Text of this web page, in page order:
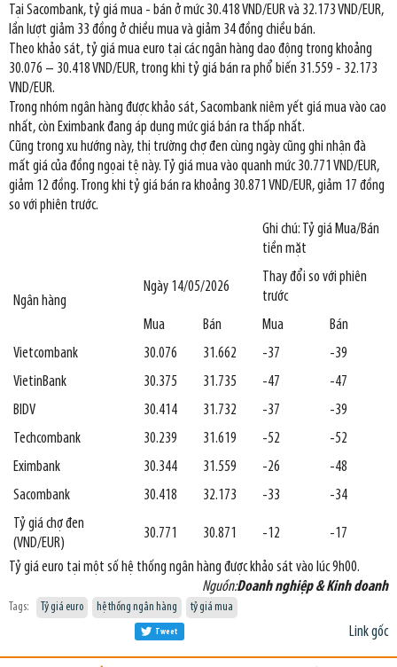
Tại Sacombank, tỷ giá mua - bán ở mức 30.418 VND/EUR và 32.173 VND/EUR,
lần lượt giảm 33 đồng ở chiều mua và giảm 34 đồng chiều bán.
Theo khảo sát, tỷ giá mua euro tại các ngân hàng dao động trong khoảng
30.076 – 30.418 VND/EUR, trong khi tỷ giá bán ra phổ biến 31.559 - 32.173
VND/EUR.
Trong nhóm ngân hàng được khảo sát, Sacombank niêm yết giá mua vào cao
nhất, còn Eximbank đang áp dụng mức giá bán ra thấp nhất.
Cũng trong xu hướng này, thị trường chợ đen cùng ngày cũng ghi nhận đà
mất giá của đồng ngọai tệ này. Tỷ giá mua vào quanh mức 30.771 VND/EUR,
giảm 12 đồng. Trong khi tỷ giá bán ra khoảng 30.871 VND/EUR, giảm 17 đồng
so với phiên trước.
Ghi chú: Tỷ giá Mua/Bán
tiền mặt
Ngân hàng
Ngày 14/05/2026
Thay đổi so với phiên
trước
Mua
Bán Mua
Bán
Vietcombank
30.076 31.662 -37
-39
VietinBank
30.375 31.735 -47
-47
BIDV
30.414 31.732 -37
-39
Techcombank
30.239 31.619 -52
-52
Eximbank
30.344 31.559 -26
-48
Sacombank
30.418 32.173 -33
-34
Tỷ giá chợ đen
(VND/EUR)
30.771 30.871 -12 -17
Tỷ giá euro tại một số hệ thống ngân hàng được khảo sát vào lúc 9h00.
Nguồn:Doanh nghiệp & Kinh doanh
Tags: Tỷ giá euro hệ thống ngân hàng tỷ giá mua
Link gốc
Tweet